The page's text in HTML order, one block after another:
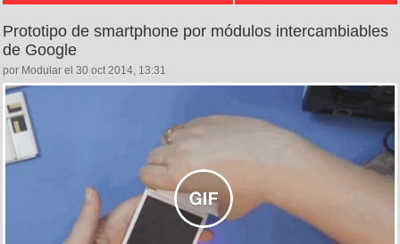
Prototipo de smartphone por módulos intercambiables
de Google
por Modular el 30 oct 2014, 13:31